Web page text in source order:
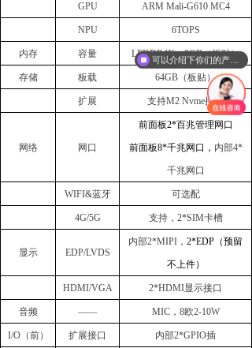
GPU ARM Mali-G610 MC4
NPU 6TOPS
内存 容量 LPDDR4X，8GB（板贴）
存储 板载 64GB（板贴）
扩展 支持M2 Nvme接口
网络 网口
前面板2*百兆管理网口
前面板8*千兆网口， 内部4*
千兆网口
WIFI&蓝牙 可选配
4G/5G 支持， 2*SIM卡槽
显示 EDP/LVDS
内部2*MIPI， 2*EDP（预留
不上件）
HDMI/VGA 2*HDMI显示接口
音频 —— MIC，8欧2-10W
I/O（前） 扩展接口 内部2*GPIO插
可以介绍下你们的产品么